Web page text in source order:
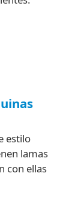
estilo
lamas
con ellas